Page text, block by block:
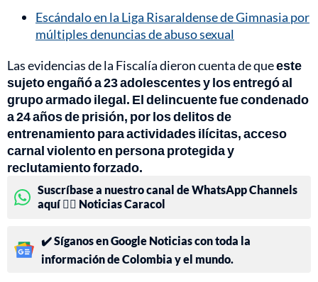
Escándalo en la Liga Risaraldense de Gimnasia por
múltiples denuncias de abuso sexual
Las evidencias de la Fiscalía dieron cuenta de queeste
sujeto engañó a 23 adolescentes y los entregó al
grupo armado ilegal. El delincuente fue condenado
a 24 años de prisión, por los delitos de
entrenamiento para actividades ilícitas, acceso
carnal violento en persona protegida y
reclutamiento forzado.
Suscríbase a nuestro canal de WhatsApp Channels
aquí 👉🏻 Noticias Caracol
✔️ Síganos en Google Noticias con toda la
información de Colombia y el mundo.